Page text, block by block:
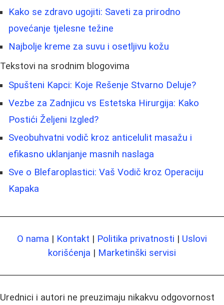
Kako se zdravo ugojiti: Saveti za prirodno
povećanje tjelesne težine
Najbolje kreme za suvu i osetljivu kožu
Tekstovi na srodnim blogovima
Spušteni Kapci: Koje Rešenje Stvarno Deluje?
Vezbe za Zadnjicu vs Estetska Hirurgija: Kako
Postići Željeni Izgled?
Sveobuhvatni vodič kroz anticelulit masažu i
efikasno uklanjanje masnih naslaga
Sve o Blefaroplastici: Vaš Vodič kroz Operaciju
Kapaka
O nama | Kontakt | Politika privatnosti | Uslovi
korišćenja | Marketinški servisi
Urednici i autori ne preuzimaju nikakvu odgovornost